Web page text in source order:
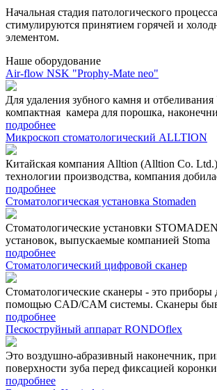
Начальная стадия патологического
стимулируются принятием горячей и
элементом.
Наше оборудование
Air-flow NSK "Prophy-Mate neo"
Для удаления зубного камня и
компактная камера для порошка,
подробнее
Микроскоп стоматологический ALLTION
Китайская компания Alltion (Alltion Co.
технологии производства, компания
подробнее
Стоматологическая установка Stomaden
Стоматологические установки
установок, выпускаемые компанией Stoma
подробнее
Стоматологический цифровой сканер
Стоматологические сканеры - это
помощью CAD/CAM системы. Сканеры
подробнее
Пескоструйный аппарат RONDOflex
Это воздушно-абразивный наконечник,
поверхности зуба перед фиксацией
подробнее